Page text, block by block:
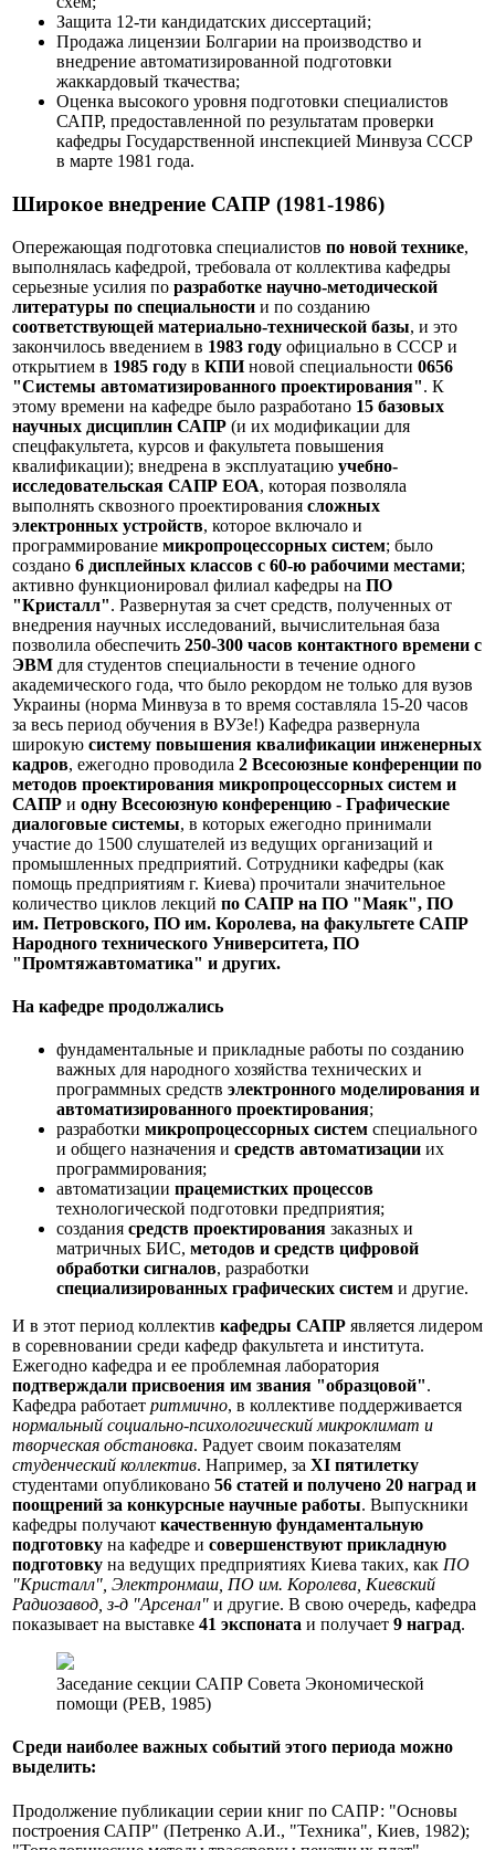
Защита 12-ти кандидатских диссертаций;
Продажа лицензии Болгарии на производство и
внедрение автоматизированной подготовки
жаккардовый ткачества;
Оценка высокого уровня подготовки специалистов
САПР, предоставленной по результатам проверки
кафедры Государственной инспекцией Минвуза СССР
в марте 1981 года.
Широкое внедрение САПР (1981-1986)
Опережающая подготовка специалистов по новой технике,
выполнялась кафедрой, требовала от коллектива кафедры
серьезные усилия по разработке научно-методической
литературы по специальности и по созданию
соответствующей материально-технической базы, и это
закончилось введением в 1983 году официально в СССР и
открытием в 1985 году в КПИновой специальности 0656
"Системы автоматизированного проектирования". К
этому времени на кафедре было разработано 15 базовых
научных дисциплин САПР (и их модификации для
спецфакультета, курсов и факультета повышения
квалификации); внедрена в эксплуатацию учебно-
исследовательская САПР ЕОА, которая позволяла
выполнять сквозного проектирования сложных
электронных устройств, которое включало и
программирование микропроцессорных систем; было
создано 6 дисплейных классов с 60-ю рабочими местами;
активно функционировал филиал кафедры на ПО
"Кристалл". Развернутая за счет средств, полученных от
внедрения научных исследований, вычислительная база
позволила обеспечить 250-300 часов контактного времени с
ЭВМ для студентов специальности в течение одного
академического года, что было рекордом не только для вузов
Украины (норма Минвуза в то время составляла 15-20 часов
за весь период обучения в ВУЗе!) Кафедра развернула
широкую систему повышения квалификации инженерных
кадров, ежегодно проводила 2 Всесоюзные конференции по
методов проектирования микропроцессорных систем и
САПР и одну Всесоюзную конференцию - Графические
диалоговые системы, в которых ежегодно принимали
участие до 1500 слушателей из ведущих организаций и
промышленных предприятий. Сотрудники кафедры (как
помощь предприятиям г. Киева) прочитали значительное
количество циклов лекций по САПР на ПО "Маяк", ПО
им. Петровского, ПО им. Королева, на факультете САПР
Народного технического Университета, ПО
"Промтяжавтоматика" и других.
На кафедре продолжались
фундаментальные и прикладные работы по созданию
важных для народного хозяйства технических и
программных средств электронного моделирования и
автоматизированного проектирования;
разработки микропроцессорных систем специального
и общего назначения и средств автоматизации их
программирования;
автоматизации працемистких процессов
технологической подготовки предприятия;
создания средств проектирования заказных и
матричных БИС, методов и средств цифровой
обработки сигналов, разработки
специализированных графических систем и другие.
И в этот период коллектив кафедры САПР является лидером
в соревновании среди кафедр факультета и института.
Ежегодно кафедра и ее проблемная лаборатория
подтверждали присвоения им звания "образцовой".
Кафедра работает ритмично, в коллективе поддерживается
нормальный социально-психологический микроклимат и
творческая обстановка. Радует своим показателям
студенческий коллектив. Например, за XI пятилетку
студентами опубликовано 56 статей и получено 20 наград и
поощрений за конкурсные научные работы. Выпускники
кафедры получают качественную фундаментальную
подготовку на кафедре и совершенствуют прикладную
подготовку на ведущих предприятиях Киева таких, как ПО
"Кристалл", Электронмаш, ПО им. Королева, Киевский
Радиозавод, з-д "Арсенал" и другие. В свою очередь, кафедра
показывает на выставке 41 экспоната и получает 9 наград.
Заседание секции САПР Совета Экономической
помощи (РЕВ, 1985)
Среди наиболее важных событий этого периода можно
выделить:
Продолжение публикации серии книг по САПР: "Основы
построения САПР" (Петренко А.И., "Техника", Киев, 1982);